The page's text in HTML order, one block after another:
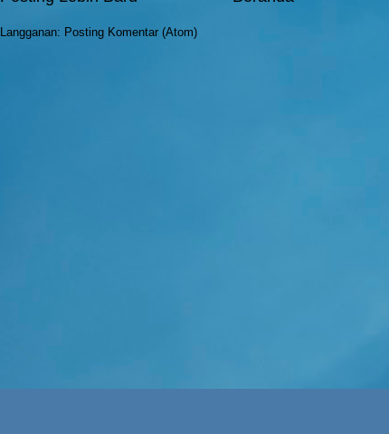
Langganan: Posting Komentar (Atom)